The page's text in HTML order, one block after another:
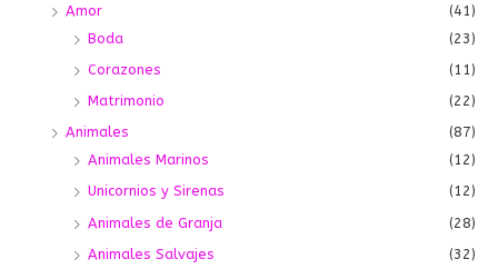
Amor
(41)
Boda
(23)
Corazones
(11)
Matrimonio
(22)
Animales
(87)
Animales Marinos
(12)
Unicornios y Sirenas
(12)
Animales de Granja
(28)
Animales Salvajes
(32)